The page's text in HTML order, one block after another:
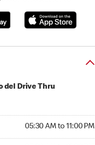
del Drive Thru
05:30 AM to 11:00 PM